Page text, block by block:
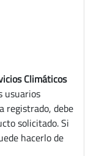
Climáticos
usuarios
registrado, debe
solicitado. Si
hacerlo de